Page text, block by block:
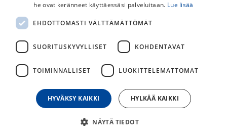
Kryptonite Keeper 585
1090 Ketjulukko
he ovat keränneet käyttäessäsi palveluitaan. Lue lisää
EHDOTTOMASTI VÄLTTÄMÄTTÖMÄT
SUORITUSKYVYLLISET KOHDENTAVAT
TOIMINNALLISET LUOKITTELEMATTOMAT
HYVÄKSY KAIKKI HYLKÄÄ KAIKKI
NÄYTÄ TIEDOT